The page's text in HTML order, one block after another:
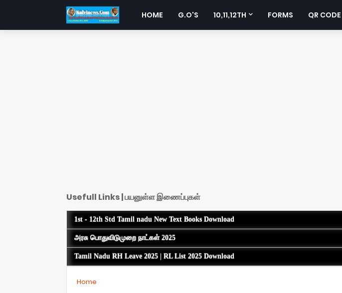
HOME G.O'S 10,11,12TH FORMS QR CODE
Usefull Links | பயனுள்ள இணைப்புகள்
1st - 12th Std Tamil nadu New Text Books Download
அரசு பொதுவிடுமுறை நாட்கள் 2025
Tamil Nadu RH Leave 2025 | RL List 2025 Download
Home